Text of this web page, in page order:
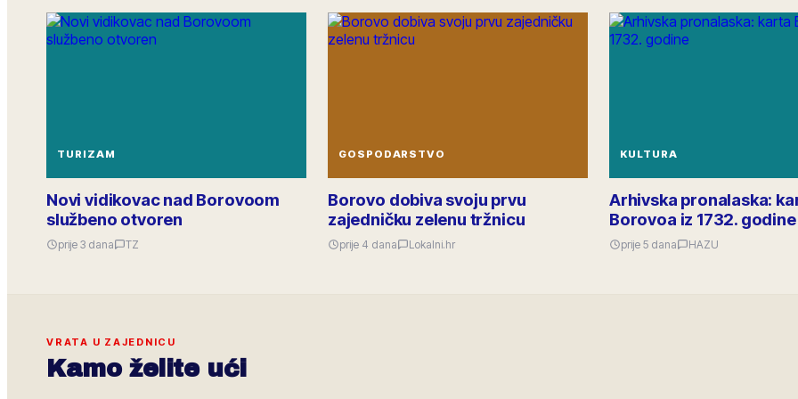
TURIZAM
Novi vidikovac nad Borovoom
službeno otvoren
prije 3 dana TZ
GOSPODARSTVO
Borovo dobiva svoju prvu
zajedničku zelenu tržnicu
prije 4 dana Lokalni.hr
KULTURA
Arhivska pronalaska:
Borovoa iz 1732. godine
prije 5 dana HAZU
VRATA U ZAJEDNICU
Kamo želite ući